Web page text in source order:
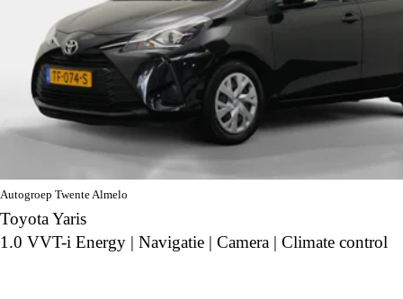
Autogroep Twente Almelo
Toyota Yaris
1.0 VVT-i Energy | Navigatie | Camera | Climate control